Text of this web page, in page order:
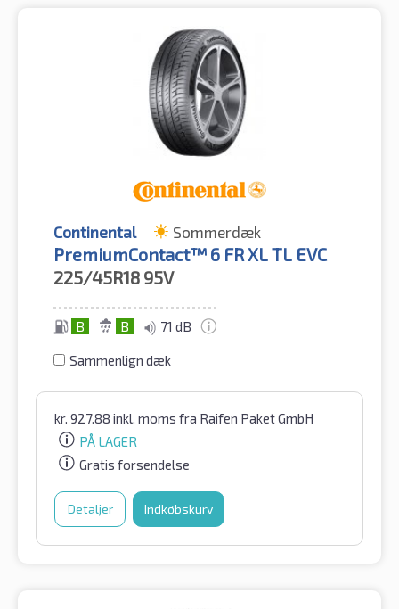
Continental Sommerdæk
PremiumContact™ 6 FR XL TL EVC
225/45R18 95V
B B 71 dB
Sammenlign dæk
kr. 927.88 inkl. moms fra Raifen Paket GmbH
PÅ LAGER
Gratis forsendelse
Detaljer Indkøbskurv